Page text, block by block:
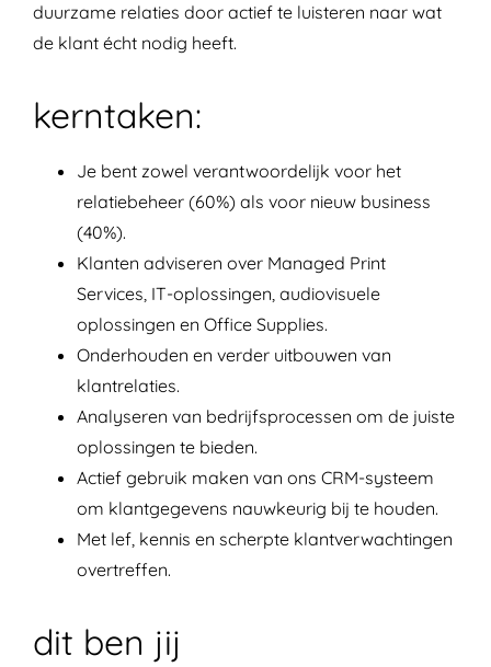
duurzame relaties door actief te luisteren naar wat
de klant écht nodig heeft.
kerntaken:
Je bent zowel verantwoordelijk voor het
relatiebeheer (60%) als voor nieuw business
(40%).
Klanten adviseren over Managed Print
Services, IT-oplossingen, audiovisuele
oplossingen en Office Supplies.
Onderhouden en verder uitbouwen van
klantrelaties.
Analyseren van bedrijfsprocessen om de juiste
oplossingen te bieden.
Actief gebruik maken van ons CRM-systeem
om klantgegevens nauwkeurig bij te houden.
Met lef, kennis en scherpte klantverwachtingen
overtreffen.
dit ben jij